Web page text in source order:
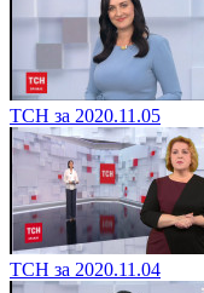
ТСН за 2020.11.05
ТСН за 2020.11.04